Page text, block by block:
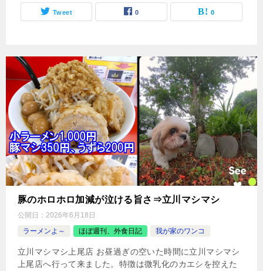
Tweet 0 0
豚のホロホロ加減が泣ける旨さ⇒立川マシマシ
公開日： 2026年6月18日
ラーメンよ～
ほぼ週刊、外食日記 我が家のワンコ
立川マシマシ上尾店 お昼過ぎの空いた時間に立川マシマシ
上尾店へ行って来ました。特徴は微乳化のカエシを控えた